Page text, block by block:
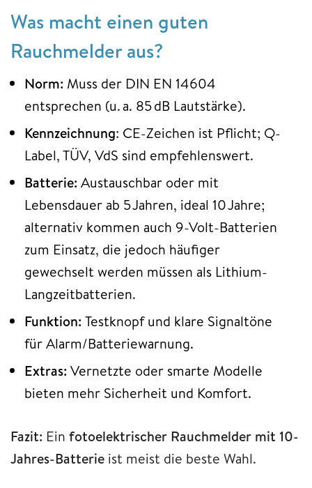
Was macht einen guten
Rauchmelder aus?
Norm: Muss der DIN EN 14604
entsprechen (u. a. 85 dB Lautstärke).
Kennzeichnung: CE-Zeichen ist Pflicht; Q-
Label, TÜV, VdS sind empfehlenswert.
Batterie: Austauschbar oder mit
Lebensdauer ab 5 Jahren, ideal 10 Jahre;
alternativ kommen auch 9-Volt-Batterien
zum Einsatz, die jedoch häufiger
gewechselt werden müssen als Lithium-
Langzeitbatterien.
Funktion: Testknopf und klare Signaltöne
für Alarm/Batteriewarnung.
Extras: Vernetzte oder smarte Modelle
bieten mehr Sicherheit und Komfort.
Fazit: Ein fotoelektrischer Rauchmelder mit 10-
Jahres-Batterie ist meist die beste Wahl.